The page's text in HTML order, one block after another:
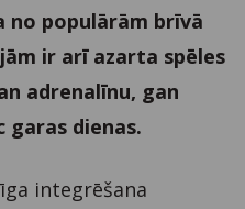
no populārām brīvā
ir arī azarta spēles
adrenalīnu, gan
garas dienas.
integrēšana